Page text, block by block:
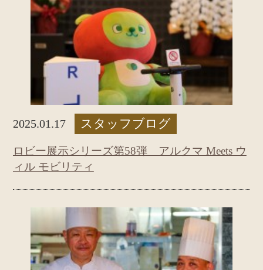
2025.01.17 スタッフブログ
ロビー展示シリーズ第58弾 アルクマ Meets ウ
ィル モビリティ